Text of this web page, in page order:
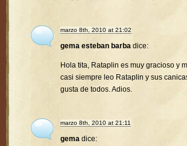
marzo 8th, 2010 at 21:02
gema esteban barba dice:
Hola tita, Rataplin es muy gracioso y
casi siempre leo Rataplin y sus
gusta de todos. Adios.
marzo 8th, 2010 at 21:11
gema dice: